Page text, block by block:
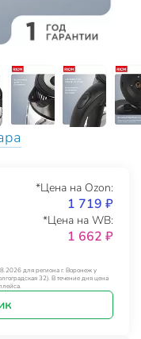
*Цена на Ozon:
1 719 ₽
*Цена на WB:
1 662 ₽
для региона г. Воронеж у
32). В течение дня цена